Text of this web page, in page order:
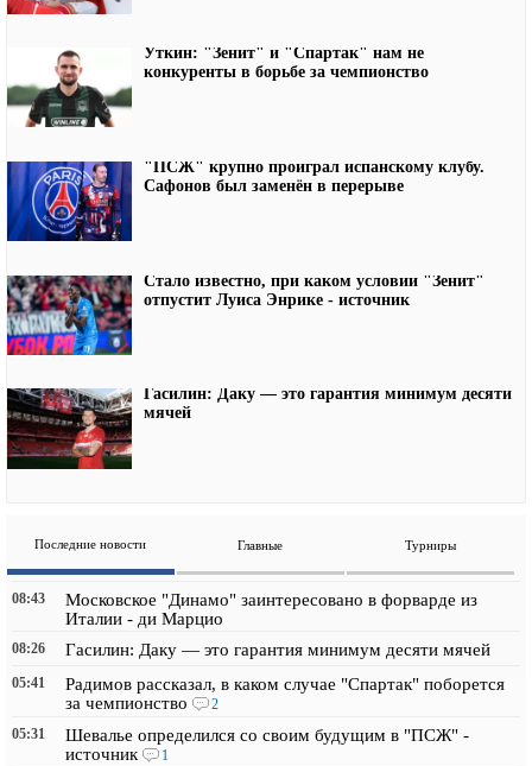
Уткин: "Зенит" и "Спартак" нам не
конкуренты в борьбе за чемпионство
"ПСЖ" крупно проиграл испанскому клубу.
Сафонов был заменён в перерыве
Стало известно, при каком условии "Зенит"
отпустит Луиса Энрике - источник
Гасилин: Даку — это гарантия минимум десяти
мячей
Последние новости Главные Турниры
08:43
Московское "Динамо" заинтересовано в форварде из
Италии - ди Марцио
08:26 Гасилин: Даку — это гарантия минимум десяти мячей
05:41
Радимов рассказал, в каком случае "Спартак" поборется
за чемпионство
2
05:31
Шевалье определился со своим будущим в "ПСЖ" -
источник
1